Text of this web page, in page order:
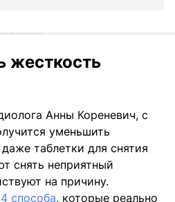
жесткость
Анны Кореневич, с
уменьшить
таблетки для снятия
снять неприятный
на причину.
способа, которые реально